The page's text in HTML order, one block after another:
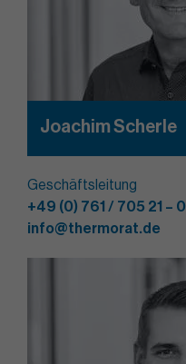
Joachim Scherle
Geschäftsleitung
+49 (0) 761 / 705 21 – 0
info@thermorat.de